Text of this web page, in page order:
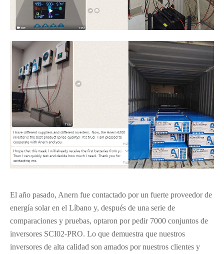
El año pasado, Anern fue contactado por un fuerte proveedor de
energía solar en el Líbano y, después de una serie de
comparaciones y pruebas, optaron por pedir 7000 conjuntos de
inversores SCI02-PRO. Lo que demuestra que nuestros
inversores de alta calidad son amados por nuestros clientes y